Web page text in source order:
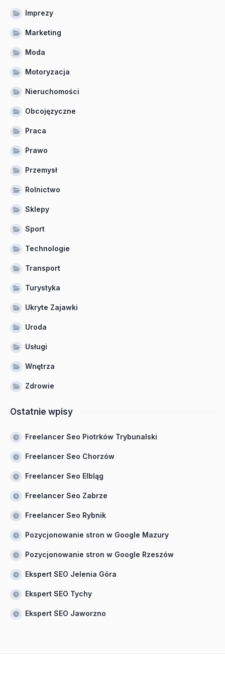
Imprezy
Marketing
Moda
Motoryzacja
Nieruchomości
Obcojęzyczne
Praca
Prawo
Przemysł
Rolnictwo
Sklepy
Sport
Technologie
Transport
Turystyka
Ukryte Zajawki
Uroda
Usługi
Wnętrza
Zdrowie
Ostatnie wpisy
Freelancer Seo Piotrków Trybunalski
Freelancer Seo Chorzów
Freelancer Seo Elbląg
Freelancer Seo Zabrze
Freelancer Seo Rybnik
Pozycjonowanie stron w Google Mazury
Pozycjonowanie stron w Google Rzeszów
Ekspert SEO Jelenia Góra
Ekspert SEO Tychy
Ekspert SEO Jaworzno